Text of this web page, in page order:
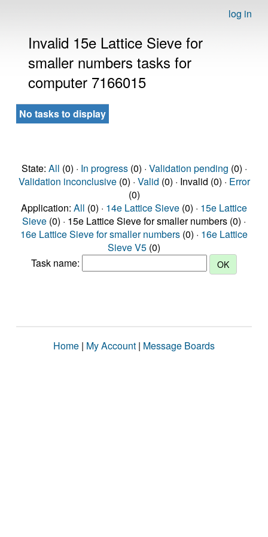
log in
Invalid 15e Lattice Sieve for
smaller numbers tasks for
computer 7166015
No tasks to display
State: All (0) · In progress(0) · Validation pending (0) ·
Validation inconclusive(0) · Valid (0) · Invalid (0) · Error
(0)
Application: All (0) · 14e Lattice Sieve (0) · 15e Lattice
Sieve (0) · 15e Lattice Sieve for smaller numbers (0) ·
16e Lattice Sieve for smaller numbers (0) · 16e Lattice
Sieve V5 (0)
Task name:
Home | My Account | Message Boards